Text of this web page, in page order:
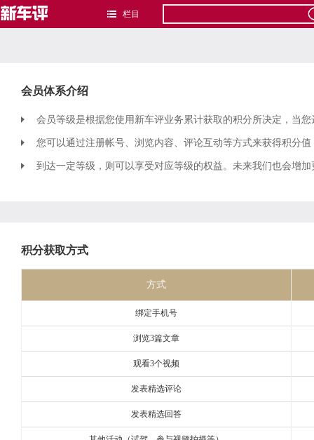
栏目
会员体系介绍
会员等级是根据您使用新车评业务累计获取的积分所决定，当
您可以通过注册帐号、浏览内容、评论互动等方式来获得积分
到达一定等级，则可以享受对应等级的权益。未来我们也会增
积分获取方式
方式
绑定手机号
浏览3篇文章
观看3个视频
发表精选评论
发表精选回答